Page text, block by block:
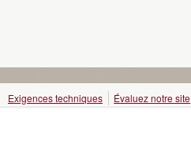
Exigences techniques Évaluez notre site